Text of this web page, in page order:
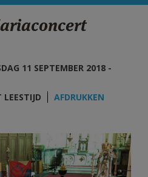
11 SEPTEMBER 2018 -
AFDRUKKEN